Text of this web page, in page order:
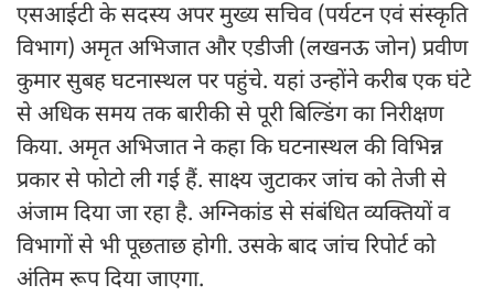
एसआईटी के सदस्य अपर मुख्य सचिव (पर्यटन एवं संस्कृति
विभाग) अमृत अभिजात और एडीजी (लखनऊ जोन) प्रवीण
कुमार सुबह घटनास्थल पर पहुंचे. यहां उन्होंने करीब एक घंटे
से अधिक समय तक बारीकी से पूरी बिल्डिंग का निरीक्षण
किया. अमृत अभिजात ने कहा कि घटनास्थल की विभिन्न
प्रकार से फोटो ली गई हैं. साक्ष्य जुटाकर जांच को तेजी से
अंजाम दिया जा रहा है. अग्निकांड से संबंधित व्यक्तियों व
विभागों से भी पूछताछ होगी. उसके बाद जांच रिपोर्ट को
अंतिम रूप दिया जाएगा.